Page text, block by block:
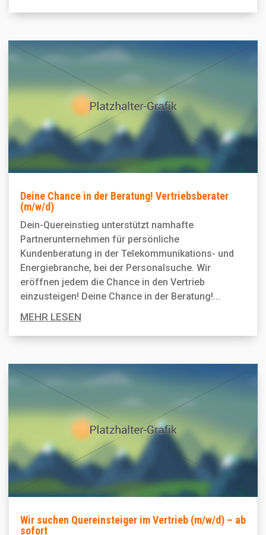
Deine Chance in der Beratung! Vertriebsberater
(m/w/d)
Dein-Quereinstieg unterstützt namhafte
Partnerunternehmen für persönliche
Kundenberatung in der Telekommunikations- und
Energiebranche, bei der Personal­suche. Wir
eröffnen jedem die Chance in den Vertrieb
einzusteigen! Deine Chance in der Beratung!...
MEHR LESEN
Wir suchen Quereinsteiger im Vertrieb (m/w/d) – ab
sofort